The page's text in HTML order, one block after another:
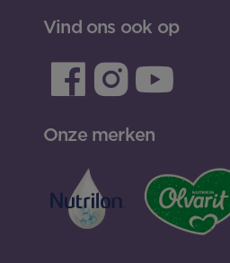
Vind ons ook op
Onze merken